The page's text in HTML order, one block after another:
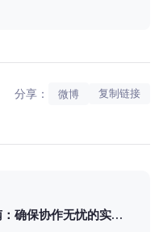
分享： 微博 复制链接
确保协作无忧的实用